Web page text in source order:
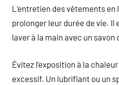
L’entretien des vêtements
prolonger leur durée de vie. Il
laver à la main avec un savon
Évitez l’exposition à la
excessif. Un lubrifiant ou un